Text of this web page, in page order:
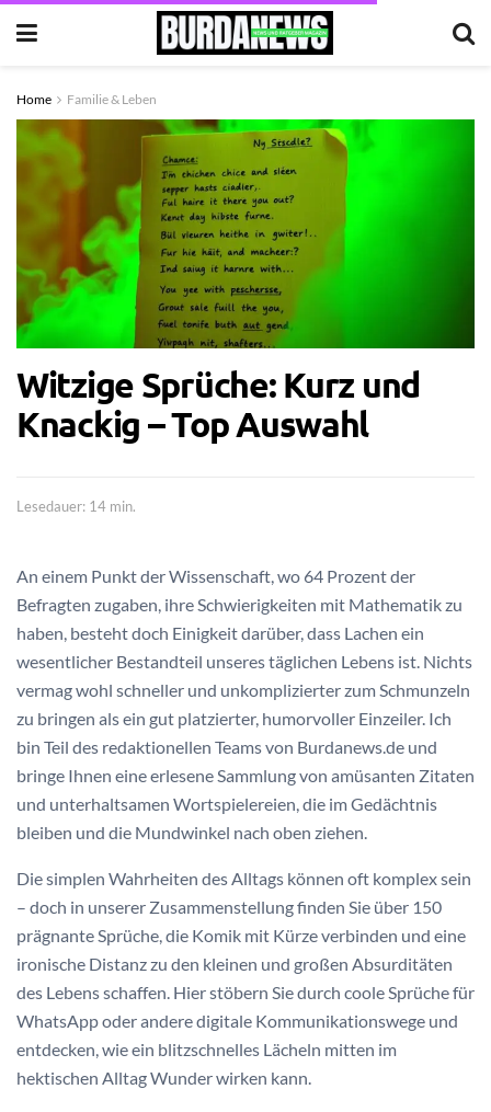
Home Familie & Leben
Witzige Sprüche: Kurz und
Knackig – Top Auswahl
Lesedauer: 14 min.
An einem Punkt der Wissenschaft, wo 64 Prozent der
Befragten zugaben, ihre Schwierigkeiten mit Mathematik zu
haben, besteht doch Einigkeit darüber, dass Lachen ein
wesentlicher Bestandteil unseres täglichen Lebens ist. Nichts
vermag wohl schneller und unkomplizierter zum Schmunzeln
zu bringen als ein gut platzierter, humorvoller Einzeiler. Ich
bin Teil des redaktionellen Teams von Burdanews.de und
bringe Ihnen eine erlesene Sammlung von amüsanten Zitaten
und unterhaltsamen Wortspielereien, die im Gedächtnis
bleiben und die Mundwinkel nach oben ziehen.
Die simplen Wahrheiten des Alltags können oft komplex sein
– doch in unserer Zusammenstellung finden Sie über 150
prägnante Sprüche, die Komik mit Kürze verbinden und eine
ironische Distanz zu den kleinen und großen Absurditäten
des Lebens schaffen. Hier stöbern Sie durch coole Sprüche für
WhatsApp oder andere digitale Kommunikationswege und
entdecken, wie ein blitzschnelles Lächeln mitten im
hektischen Alltag Wunder wirken kann.